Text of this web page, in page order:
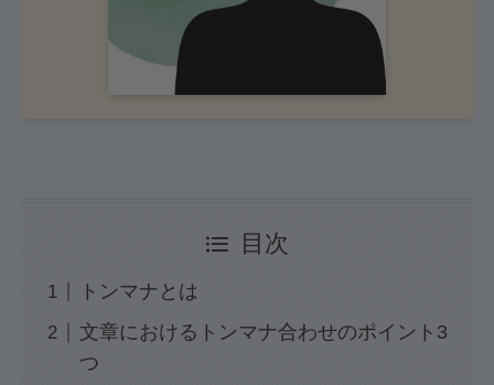
目次
トンマナとは
文章におけるトンマナ合わせのポイント3
つ